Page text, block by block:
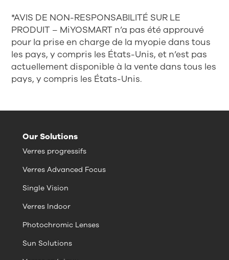
*AVIS DE NON-RESPONSABILITÉ SUR LE
PRODUIT – MiYOSMART n’a pas été approuvé
pour la prise en charge de la myopie dans tous
les pays, y compris les États-Unis, et n’est pas
actuellement disponible à la vente dans tous les
pays, y compris les États-Unis.
Our Solutions
Verres progressifs
Verres Advanced Focus
Single Vision
Verres Indoor
Photochromic Lenses
Sun Solutions